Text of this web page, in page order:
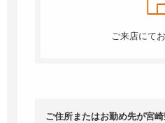
ご来店にて
ご住所またはお勤め先が宮